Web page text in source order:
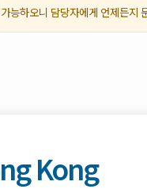
능하오니 담당자에게 언제든지
Kong